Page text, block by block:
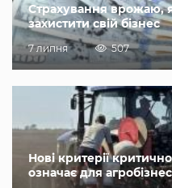
Страхування врожаю,
захистити свій бізнес
7 липня 507
Нові критерії
означає для